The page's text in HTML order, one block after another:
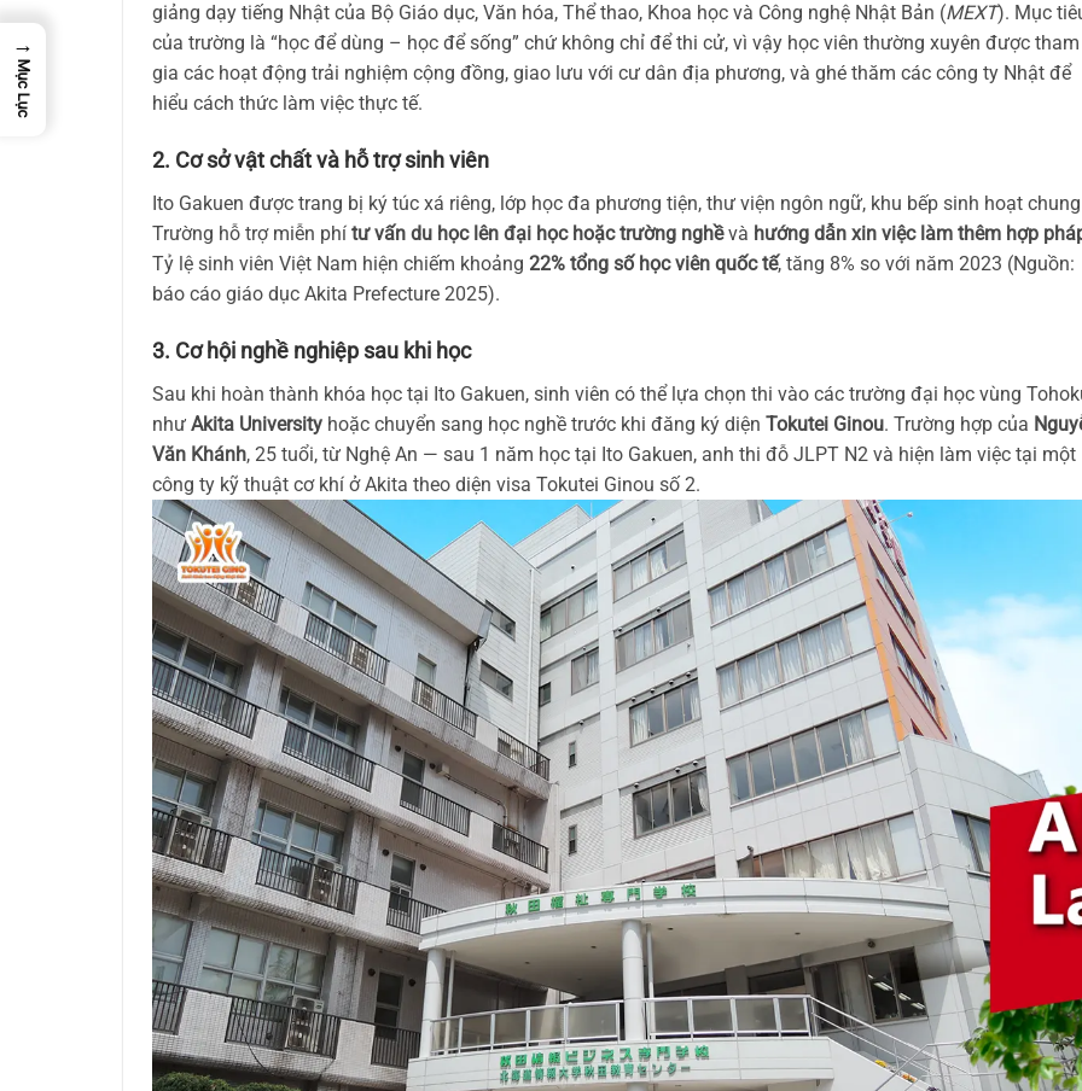
giảng dạy tiếng Nhật của Bộ Giáo dục, Văn hóa, Thể thao, Khoa học và Công nghệ Nhật Bản (MEXT). Mục
của trường là “học để dùng – học để sống” chứ không chỉ để thi cử, vì vậy học viên thường xuyên được tham
gia các hoạt động trải nghiệm cộng đồng, giao lưu với cư dân địa phương, và ghé thăm các công ty Nhật để
hiểu cách thức làm việc thực tế.
2. Cơ sở vật chất và hỗ trợ sinh viên
Ito Gakuen được trang bị ký túc xá riêng, lớp học đa phương tiện, thư viện ngôn ngữ, khu bếp sinh hoạt
Trường hỗ trợ miễn phí tư vấn du học lên đại học hoặc trường nghềvà hướng dẫn xin việc làm thêm hợp
Tỷ lệ sinh viên Việt Nam hiện chiếm khoảng 22% tổng số học viên quốc tế, tăng 8% so với năm 2023 (Nguồn:
báo cáo giáo dục Akita Prefecture 2025).
3. Cơ hội nghề nghiệp sau khi học
Sau khi hoàn thành khóa học tại Ito Gakuen, sinh viên có thể lựa chọn thi vào các trường đại học vùng
như Akita University hoặc chuyển sang học nghề trước khi đăng ký diện Tokutei Ginou. Trường hợp của
Văn Khánh, 25 tuổi, từ Nghệ An — sau 1 năm học tại Ito Gakuen, anh thi đỗ JLPT N2 và hiện làm việc tại một
công ty kỹ thuật cơ khí ở Akita theo diện visa Tokutei Ginou số 2.
→
Mục Lục